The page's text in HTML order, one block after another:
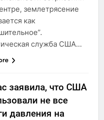
землетрясение
как
служба США…
заявила, что США
не все
давления на